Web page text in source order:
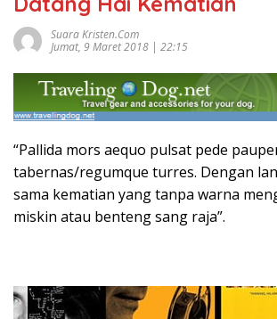
Suara Kristen.com
Jumat, 9 Maret 2018 | 22:15
“Pallida mors aequo pulsat pede
tabernas/regumque turres. Dengan
sama kematian yang tanpa warna
miskin atau benteng sang raja”.